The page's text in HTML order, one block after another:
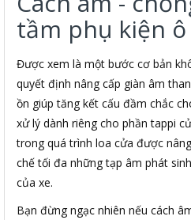
tầm phụ kiện
Được xem là một bước cơ bản
quyết định nâng cấp giàn âm
ồn giúp tăng kết cấu đầm chắc
xử lý dành riêng cho phần tappi
trong quá trình loa cửa được
chế tối đa những tạp âm phát
của xe.
Bạn đừng ngạc nhiên nếu cách